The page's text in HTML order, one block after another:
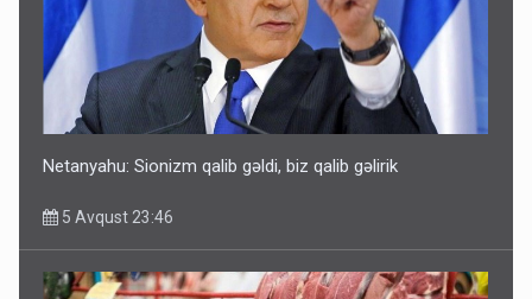
Rusiya Azərbaycan vətədaşlarını deport etdi
5 Avqust 11:53
Netanyahu: Sionizm qalib gəldi, biz qalib gəlirik
5 Avqust 23:46